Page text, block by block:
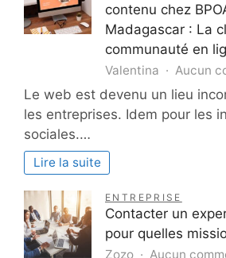
contenu chez
Madagascar : La
communauté en
Valentina Aucun
Le web est devenu un lieu
les entreprises. Idem pour les
sociales.…
Lire la suite
ENTREPRISE
Contacter un
pour quelles
Zozo Aucun